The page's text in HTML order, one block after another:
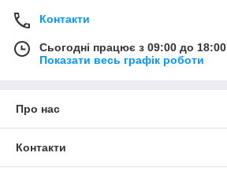
Контакти
Сьогодні працює з 09:00 до 18:00
Показати весь графік роботи
Про нас
Контакти